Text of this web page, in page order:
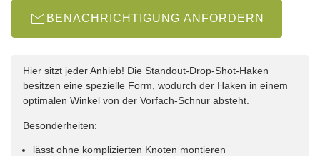
BENACHRICHTIGUNG ANFORDERN
Hier sitzt jeder Anhieb! Die Standout-Drop-Shot-Haken
besitzen eine spezielle Form, wodurch der Haken in einem
optimalen Winkel von der Vorfach-Schnur absteht.
Besonderheiten:
lässt ohne komplizierten Knoten montieren